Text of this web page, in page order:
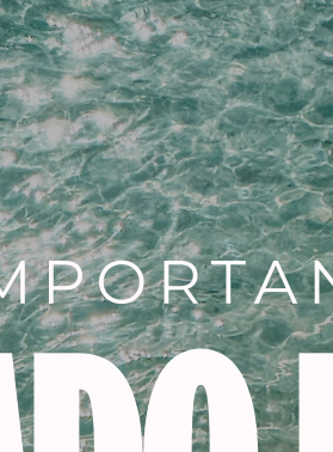
Descripción
con los ojos, la piel o la ropa.
En caso de contacto con los
y acúdase a un médico. En caso
aire libre o en un lugar bien
se produce cualquier irritación,